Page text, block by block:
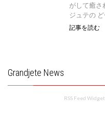
がして癒さ
ジュテの
記事を読む
Grandjete News
RSS Feed Widget